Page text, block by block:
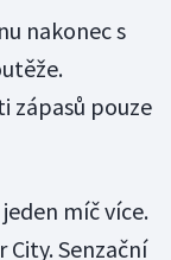
nakonec s
zápasů pouze
míč více.
Senzační